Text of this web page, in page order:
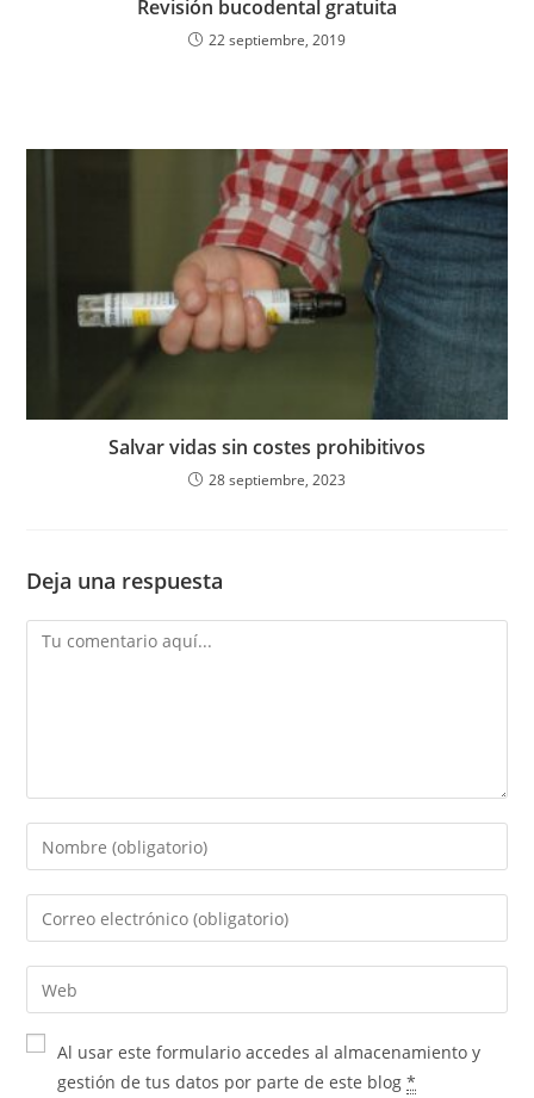
Revisión bucodental gratuita
22 septiembre, 2019
Salvar vidas sin costes prohibitivos
28 septiembre, 2023
Deja una respuesta
Al usar este formulario accedes al almacenamiento y
gestión de tus datos por parte de este blog*